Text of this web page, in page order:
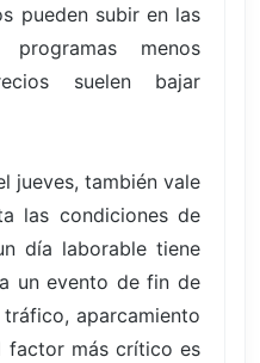
pueden subir en las
menos
suelen bajar
jueves, también vale
las condiciones de
día laborable tiene
un evento de fin de
aparcamiento
factor más crítico es